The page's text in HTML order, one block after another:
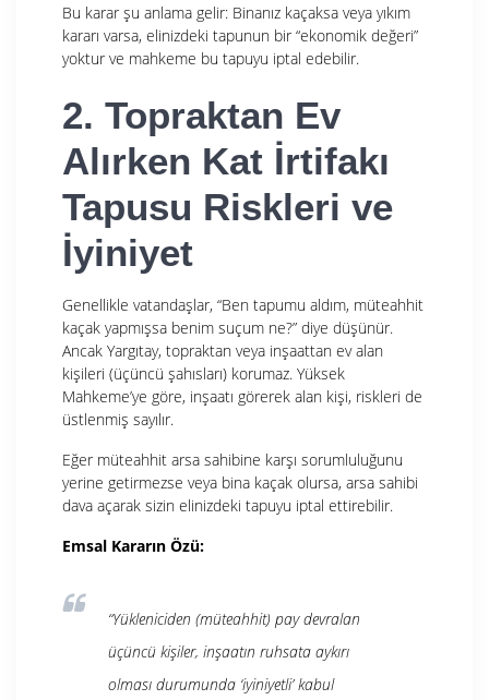
Bu karar şu anlama gelir: Binanız kaçaksa veya yıkım
kararı varsa, elinizdeki tapunun bir “ekonomik değeri”
yoktur ve mahkeme bu tapuyu iptal edebilir.
2. Topraktan Ev
Alırken Kat İrtifakı
Tapusu Riskleri ve
İyiniyet
Genellikle vatandaşlar, “Ben tapumu aldım, müteahhit
kaçak yapmışsa benim suçum ne?” diye düşünür.
Ancak Yargıtay, topraktan veya inşaattan ev alan
kişileri (üçüncü şahısları) korumaz. Yüksek
Mahkeme’ye göre, inşaatı görerek alan kişi, riskleri de
üstlenmiş sayılır.
Eğer müteahhit arsa sahibine karşı sorumluluğunu
yerine getirmezse veya bina kaçak olursa, arsa sahibi
dava açarak sizin elinizdeki tapuyu iptal ettirebilir.
Emsal Kararın Özü:
“Yükleniciden (müteahhit) pay devralan
üçüncü kişiler, inşaatın ruhsata aykırı
olması durumunda ‘iyiniyetli’ kabul